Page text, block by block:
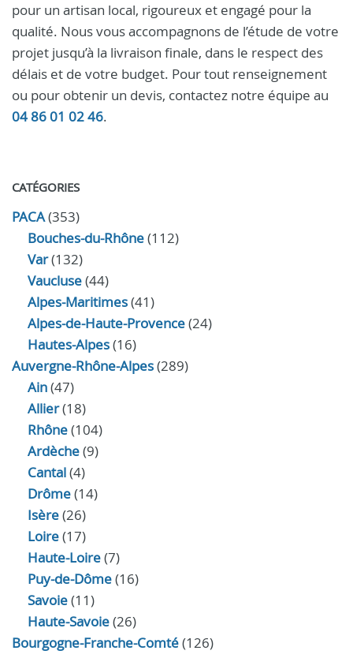
pour un artisan local, rigoureux et engagé pour la
qualité. Nous vous accompagnons de l’étude de votre
projet jusqu’à la livraison finale, dans le respect des
délais et de votre budget. Pour tout renseignement
ou pour obtenir un devis, contactez notre équipe au
04 86 01 02 46.
CATÉGORIES
PACA(353)
Bouches-du-Rhône(112)
Var(132)
Vaucluse(44)
Alpes-Maritimes(41)
Alpes-de-Haute-Provence(24)
Hautes-Alpes(16)
Auvergne-Rhône-Alpes(289)
Ain(47)
Allier(18)
Rhône(104)
Ardèche(9)
Cantal(4)
Drôme(14)
Isère(26)
Loire(17)
Haute-Loire(7)
Puy-de-Dôme(16)
Savoie(11)
Haute-Savoie(26)
Bourgogne-Franche-Comté(126)